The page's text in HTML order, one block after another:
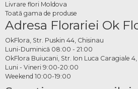
Livrare flori Moldova
Toată gama de produse
Adresa Florariei Ok
OkFlora, Str. Puskin 44, Chisinau
Luni-Duminică 08:00 - 21:00
OkFlora Buiucani, Str. Ion Luca Caragiale
Luni - Vineri 9:00-20:00
Weekend 10:00-19:00